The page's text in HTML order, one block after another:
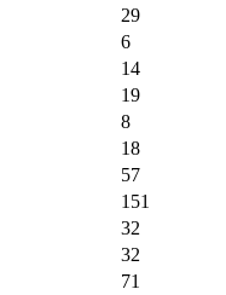
29
6
14
19
8
18
57
151
32
32
71